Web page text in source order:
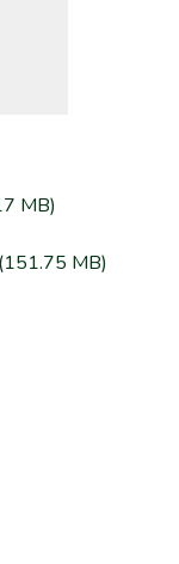
MB)
(151.75 MB)